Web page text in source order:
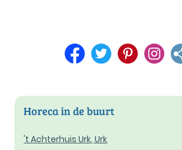
Horeca in de buurt
't Achterhuis Urk, Urk